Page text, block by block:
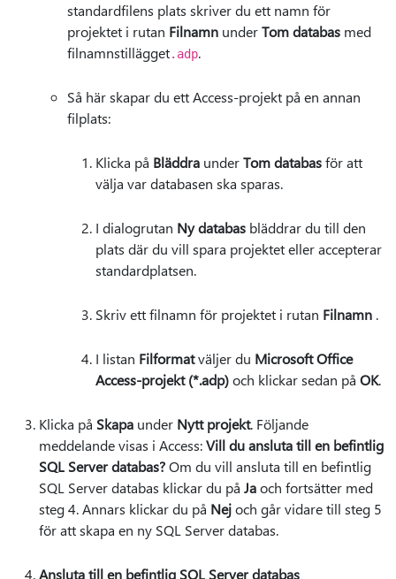
standardfilens plats skriver du ett namn för
projektet i rutan Filnamn underTom databas med
filnamnstillägget.adp.
Så här skapar du ett Access-projekt på en annan
filplats:
Klicka på Bläddra underTom databasför att
välja var databasen ska sparas.
I dialogrutan Ny databas bläddrar du till den
plats där du vill spara projektet eller accepterar
standardplatsen.
Skriv ett filnamn för projektet i rutan Filnamn .
I listan Filformatväljer du Microsoft Office
Access-projekt (*.adp)och klickar sedan på OK.
Klicka på Skapa under Nytt projekt. Följande
meddelande visas i Access:Vill du ansluta till en befintlig
SQL Server databas?Om du vill ansluta till en befintlig
SQL Server databas klickar du på Jaoch fortsätter med
steg 4. Annars klickar du på Nejoch går vidare till steg 5
för att skapa en ny SQL Server databas.
Ansluta till en befintlig SQL Server databas